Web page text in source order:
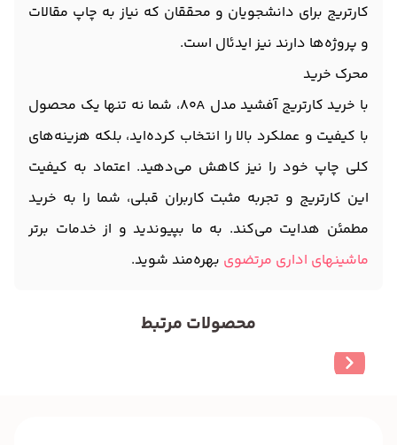
کارتریج برای دانشجویان و محققان که نیاز به چاپ مقالات
و پروژه‌ها دارند نیز ایدئال است.
محرک خرید
با خرید کارتریج آفشید مدل 80A، شما نه تنها یک محصول
با کیفیت و عملکرد بالا را انتخاب کرده‌اید، بلکه هزینه‌های
کلی چاپ خود را نیز کاهش می‌دهید. اعتماد به کیفیت
این کارتریج و تجربه مثبت کاربران قبلی، شما را به خرید
مطمئن هدایت می‌کند. به ما بپیوندید و از خدمات برتر
ماشینهای اداری مرتضوی بهره‌مند شوید.
محصولات مرتبط